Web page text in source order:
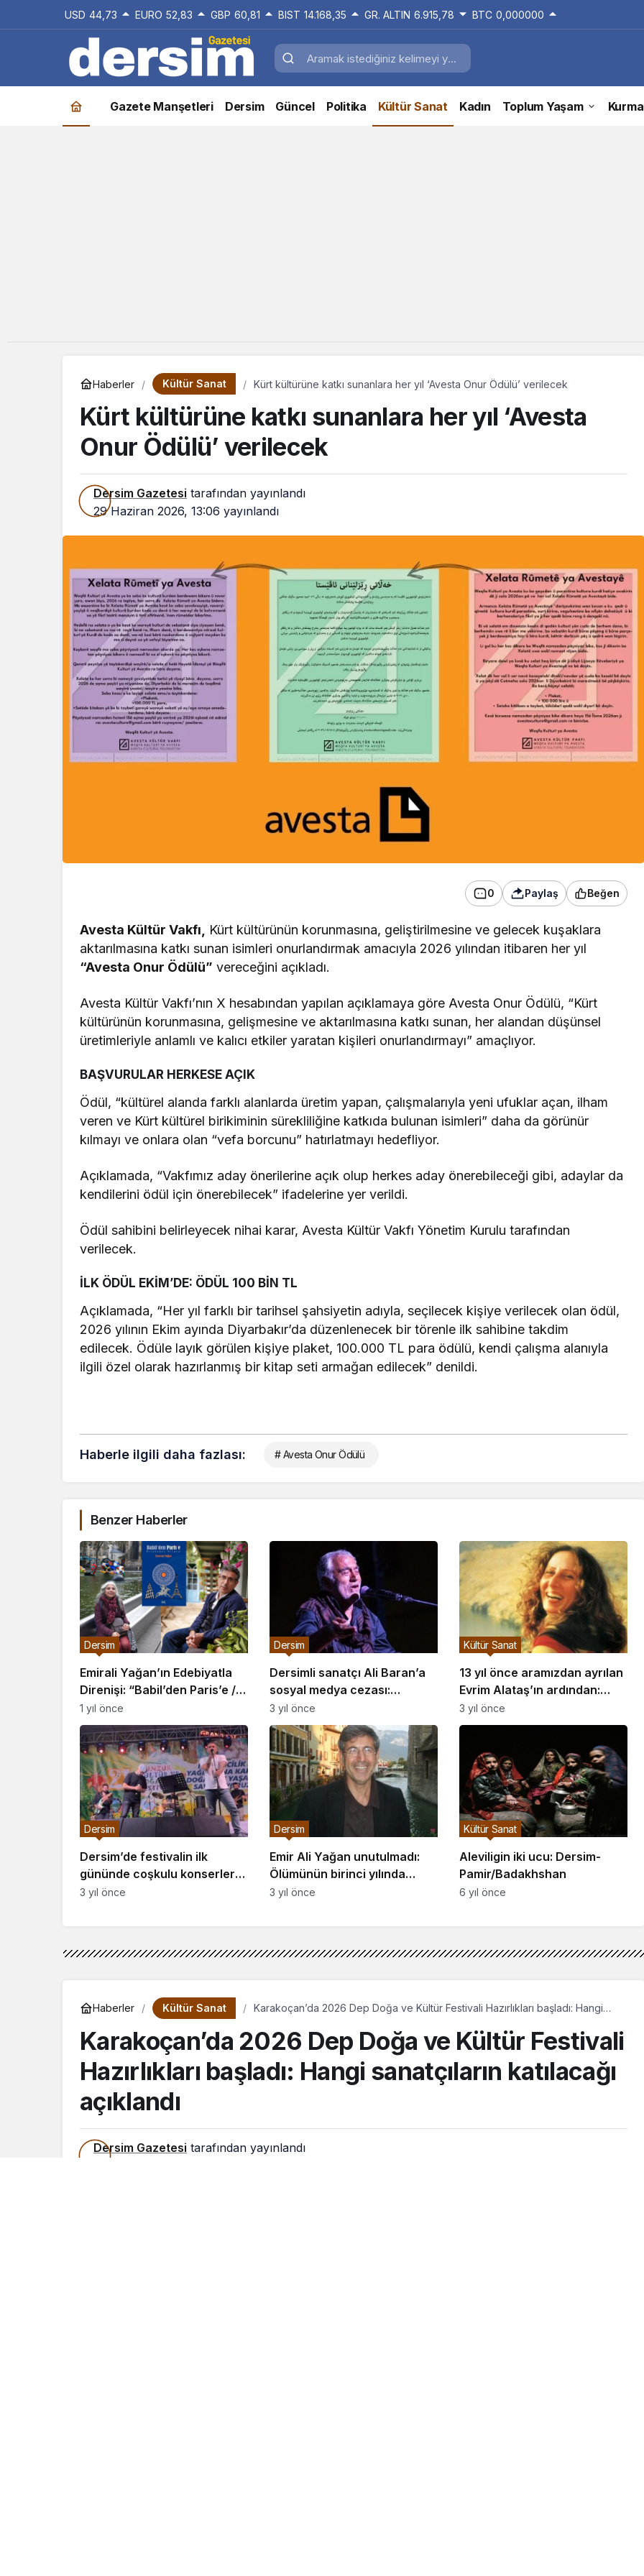
USD 44,73 EURO 52,83 GBP 60,81 BIST 14.168,35 GR. ALTIN 6.915,78 BTC 0,000000
Gazete Manşetleri Dersim Güncel Politika Kültür Sanat Kadın Toplum Yaşam
Haberler Kültür Sanat Kürt kültürüne katkı sunanlara her yıl ‘Avesta Onur Ödülü’ verilecek
Kürt kültürüne katkı sunanlara her yıl ‘Avesta
Onur Ödülü’ verilecek
Dersim Gazetesi tarafından yayınlandı
29 Haziran 2026, 13:06 yayınlandı
0 Paylaş Beğen
Avesta Kültür Vakfı, Kürt kültürünün korunmasına, geliştirilmesine ve gelecek kuşaklara
aktarılmasına katkı sunan isimleri onurlandırmak amacıyla 2026 yılından itibaren her yıl
“Avesta Onur Ödülü” vereceğini açıkladı.
Avesta Kültür Vakfı’nın X hesabından yapılan açıklamaya göre Avesta Onur Ödülü, “Kürt
kültürünün korunmasına, gelişmesine ve aktarılmasına katkı sunan, her alandan düşünsel
üretimleriyle anlamlı ve kalıcı etkiler yaratan kişileri onurlandırmayı” amaçlıyor.
BAŞVURULAR HERKESE AÇIK
Ödül, “kültürel alanda farklı alanlarda üretim yapan, çalışmalarıyla yeni ufuklar açan, ilham
veren ve Kürt kültürel birikiminin sürekliliğine katkıda bulunan isimleri” daha da görünür
kılmayı ve onlara olan “vefa borcunu” hatırlatmayı hedefliyor.
Açıklamada, “Vakfımız aday önerilerine açık olup herkes aday önerebileceği gibi, adaylar da
kendilerini ödül için önerebilecek” ifadelerine yer verildi.
Ödül sahibini belirleyecek nihai karar, Avesta Kültür Vakfı Yönetim Kurulu tarafından
verilecek.
İLK ÖDÜL EKİM’DE: ÖDÜL 100 BİN TL
Açıklamada, “Her yıl farklı bir tarihsel şahsiyetin adıyla, seçilecek kişiye verilecek olan ödül,
2026 yılının Ekim ayında Diyarbakır’da düzenlenecek bir törenle ilk sahibine takdim
edilecek. Ödüle layık görülen kişiye plaket, 100.000 TL para ödülü, kendi çalışma alanıyla
ilgili özel olarak hazırlanmış bir kitap seti armağan edilecek” denildi.
Haberle ilgili daha fazlası: # Avesta Onur Ödülü
Benzer Haberler
Emirali Yağan’ın Edebiyatla
Direnişi: “Babil’den Paris’e /
Kitabeden Kitaba” Üzerine
Bir Söyleşi
Dersim
1 yıl önce
Dersimli sanatçı Ali Baran’a
sosyal medya cezası:
Almanya’ya dönemiyor
Dersim
3 yıl önce
13 yıl önce aramızdan ayrılan
Evrim Alataş’ın ardından:
Kürtlerin muzip kızı, acıları
gülerek anmamızı sağladı
Kültür Sanat
3 yıl önce
Dersim’de festivalin ilk
gününde coşkulu konserleri
binlerce kişi izledi
Dersim
3 yıl önce
Emir Ali Yağan unutulmadı:
Ölümünün birinci yılında
dostları buluştu
Dersim
3 yıl önce
Aleviligin iki ucu: Dersim-
Pamir/Badakhshan
Kültür Sanat
6 yıl önce
Avrupa’da yetişen Dêrsîmli
çocuklar, memleketlerinde
konser verdi
Haberler Kültür Sanat
Karakoçan’da 2026 Dep Doğa ve Kültür Festivali Hazırlıkları başladı: Hangi
Karakoçan’da 2026 Dep Doğa ve Kültür Festivali
Hazırlıkları başladı: Hangi sanatçıların katılacağı
açıklandı
Dersim Gazetesi tarafından yayınlandı